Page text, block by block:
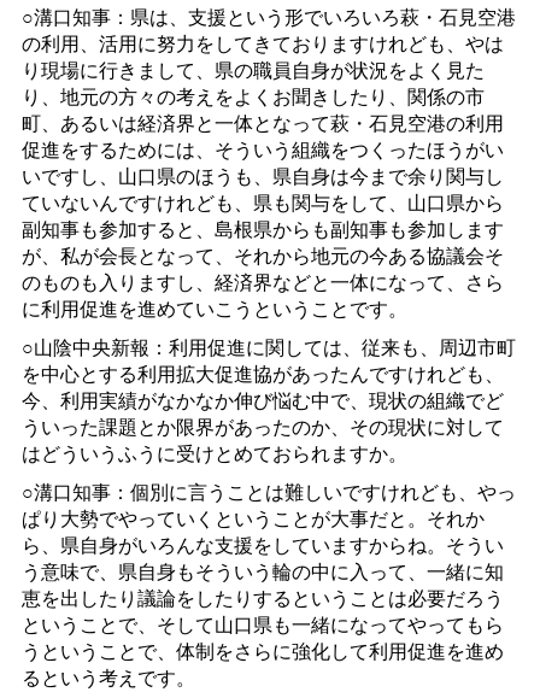
○溝口知事：県は、支援という形でいろいろ萩・石見空港
の利用、活用に努力をしてきておりますけれども、やは
り現場に行きまして、県の職員自身が状況をよく見た
り、地元の方々の考えをよくお聞きしたり、関係の市
町、あるいは経済界と一体となって萩・石見空港の利用
促進をするためには、そういう組織をつくったほうがい
いですし、山口県のほうも、県自身は今まで余り関与し
ていないんですけれども、県も関与をして、山口県から
副知事も参加すると、島根県からも副知事も参加します
が、私が会長となって、それから地元の今ある協議会そ
のものも入りますし、経済界などと一体になって、さら
に利用促進を進めていこうということです。
○山陰中央新報：利用促進に関しては、従来も、周辺市町
を中心とする利用拡大促進協があったんですけれども、
今、利用実績がなかなか伸び悩む中で、現状の組織でど
ういった課題とか限界があったのか、その現状に対して
はどういうふうに受けとめておられますか。
○溝口知事：個別に言うことは難しいですけれども、やっ
ぱり大勢でやっていくということが大事だと。それか
ら、県自身がいろんな支援をしていますからね。そうい
う意味で、県自身もそういう輪の中に入って、一緒に知
恵を出したり議論をしたりするということは必要だろう
ということで、そして山口県も一緒になってやってもら
うということで、体制をさらに強化して利用促進を進め
るという考えです。